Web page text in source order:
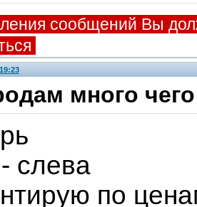
сообщений Вы
много чего
слева
по